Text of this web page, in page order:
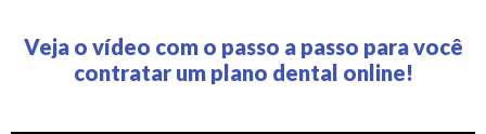
Veja o vídeo com o passo a passo para você
contratar um plano dental online!